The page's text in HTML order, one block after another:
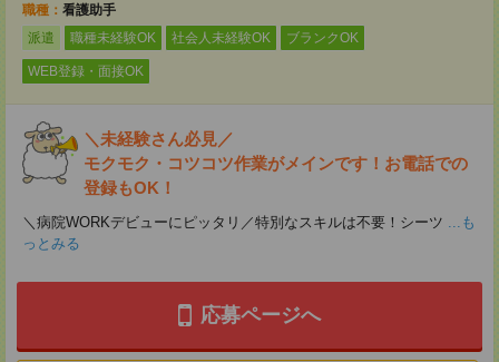
職種： 看護助手
派遣
職種未経験OK 社会人未経験OK ブランクOK
WEB登録・面接OK
＼未経験さん必見／
モクモク・コツコツ作業がメインです！お電話での
登録もOK！
＼病院WORKデビューにピッタリ／特別なスキルは不要！シーツ ...も
っとみる
応募ページへ